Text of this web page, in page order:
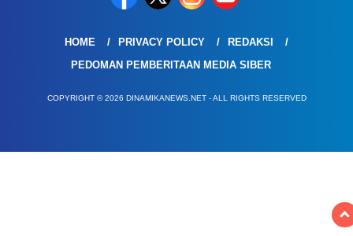
HOME PRIVACY POLICY
REDAKSI
PEDOMAN PEMBERITAAN MEDIA SIBER
COPYRIGHT © 2026 DINAMIKANEWS.NET - ALL RIGHTS RESERVED